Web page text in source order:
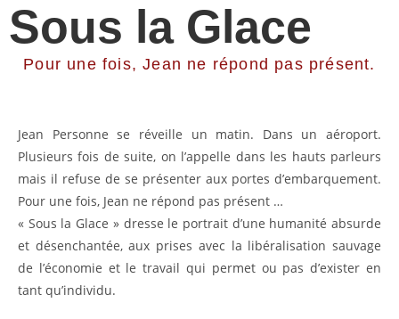
Sous la Glace
Pour une fois, Jean ne répond pas présent.
Jean Personne se réveille un matin. Dans un aéroport.
Plusieurs fois de suite, on l’appelle dans les hauts parleurs
mais il refuse de se présenter aux portes d’embarquement.
Pour une fois, Jean ne répond pas présent …
« Sous la Glace » dresse le portrait d’une humanité absurde
et désenchantée, aux prises avec la libéralisation sauvage
de l’économie et le travail qui permet ou pas d’exister en
tant qu’individu.